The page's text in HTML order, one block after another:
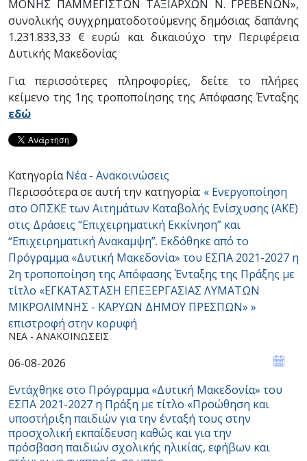
ΜΟΝΗΣ ΠΑΜΜΕΓΙΣΤΩΝ ΤΑΞΙΑΡΧΩΝ Ν. ΓΡΕΒΕΝΩΝ»,
συνολικής συγχρηματοδοτούμενης δημόσιας δαπάνης
1.231.833,33 € ευρώ και δικαιούχο την Περιφέρεια
Δυτικής Μακεδονίας
Για περισσότερες πληροφορίες, δείτε το πλήρες
κείμενο της 1ης τροποποίησης της Απόφασης Ένταξης
εδώ
Κατηγορία Νέα - Ανακοινώσεις
Περισσότερα σε αυτή την κατηγορία: « Eνεργοποίηση
στο ΟΠΣΚΕ των Αιτημάτων Καταβολής Ενίσχυσης (ΑΚΕ)
στις Δράσεις “Επιχειρηματική Εκκίνηση” και
“Επιχειρηματική Ανακαμψη”. Εκδόθηκε από το
Πρόγραμμα «Δυτική Μακεδονία» του ΕΣΠΑ 2021-2027 η
2η τροποποίηση της Απόφασης Ένταξης της Πράξης με
τίτλο «ΕΓΚΑΤΑΣΤΑΣΗ ΕΠΕΞΕΡΓΑΣΙΑΣ ΛΥΜΑΤΩΝ
ΜΙΚΡΟΛΙΜΝΗΣ - ΚΑΡΥΩΝ ΔΗΜΟΥ ΠΡΕΣΠΩΝ» »
επιστροφή στην κορυφή
ΝΈΑ - ΑΝΑΚΟΙΝΏΣΕΙΣ
06-08-2026
Εντάχθηκε στο Πρόγραμμα «Δυτική Μακεδονία» του
ΕΣΠΑ 2021-2027 η Πράξη με τίτλο «Προώθηση και
υποστήριξη παιδιών για την ένταξή τους στην
προσχολική εκπαίδευση καθώς και για την
πρόσβαση παιδιών σχολικής ηλικίας, εφήβων και